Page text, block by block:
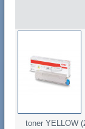
toner YELLOW